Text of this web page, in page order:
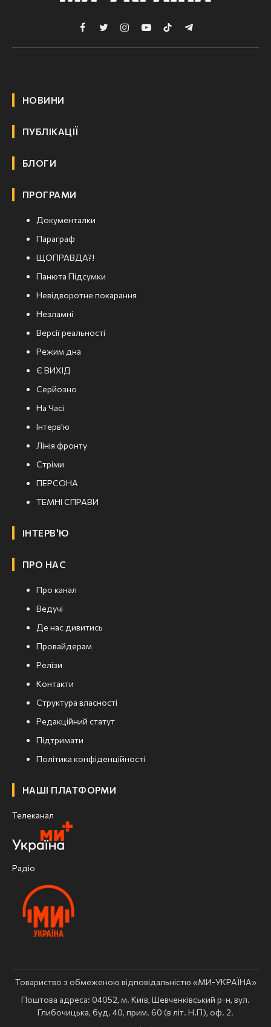
FacebookTwitterInstagramYouTubeTikTokTelegram
НОВИНИ
ПУБЛІКАЦІЇ
БЛОГИ
ПРОГРАМИ
Документалки
Параграф
ЩОПРАВДА?!
Панюта Підсумки
Невідворотне покарання
Незламні
Версії реальності
Режим дна
Є ВИХІД
Серйозно
На Часі
Інтерв'ю
Лінія фронту
Стріми
ПЕРСОНА
ТЕМНІ СПРАВИ
ІНТЕРВ'Ю
ПРО НАС
Про канал
Ведучі
Де нас дивитись
Провайдерам
Релізи
Контакти
Структура власності
Редакційний статут
Підтримати
Політика конфіденційності
НАШІ ПЛАТФОРМИ
Телеканал
Радіо
Товариство з обмеженою відповідальністю «МИ-УКРАЇНА»
Поштова адреса: 04052, м. Київ, Шевченківський р-н, вул.
Глибочицька, буд. 40, прим. 60 (в літ. Н.П), оф. 2.